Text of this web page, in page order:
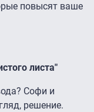
повысят ваше
листа"
Софи и
решение.